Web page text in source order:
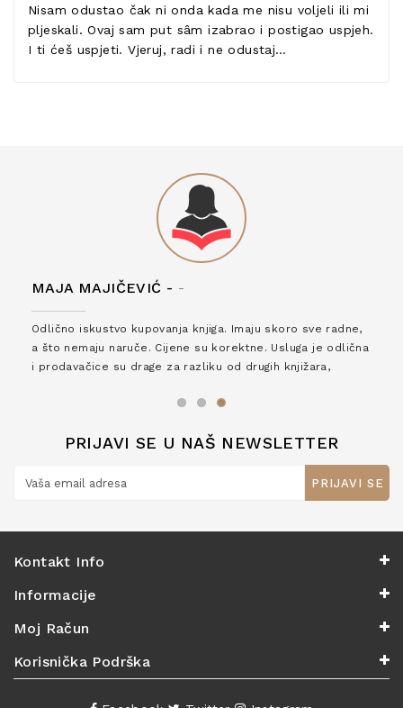
Nisam odustao čak ni onda kada me nisu voljeli ili mi
pljeskali. Ovaj sam put sâm izabrao i postigao uspjeh.
I ti ćeš uspjeti. Vjeruj, radi i ne odustaj…
MAJA MAJIČEVIĆ - -
Odlično iskustvo kupovanja knjiga. Imaju skoro sve radne,
a što nemaju naruče. Cijene su korektne. Usluga je odlična
i prodavačice su drage za razliku od drugih knjižara,
PRIJAVI SE U NAŠ NEWSLETTER
PRIJAVI SE
Kontakt Info
Informacije
Moj Račun
Korisnička Podrška